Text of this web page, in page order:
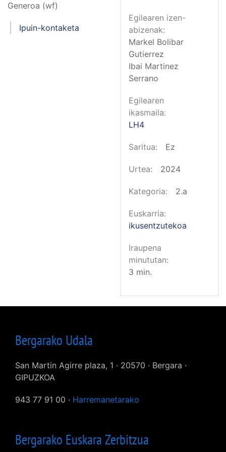
Generoa (wf)
Ipuin-kontaketa
Egilearen izen-
abizenak
Markel Bolibar
Gutierrez
Ibai Martinez
Serrano
Egilearen
ikasmaila
LH4
Saritua Ez
Urtea 2024
Kategoria 2.a
Euskarria
ikusentzutekoa
Iraupena
minututan
3 min.
Bergarako Udala
San Martin Agirre plaza, 1 · 20570 · Bergara ·
GIPUZKOA
943 77 91 00 · Harremanetarako
Bergarako Euskara Zerbitzua